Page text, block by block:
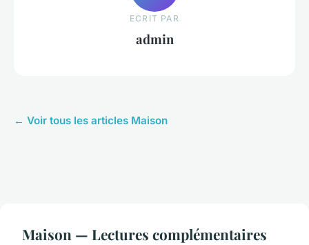
ECRIT PAR
admin
← Voir tous les articles Maison
Maison — Lectures complémentaires